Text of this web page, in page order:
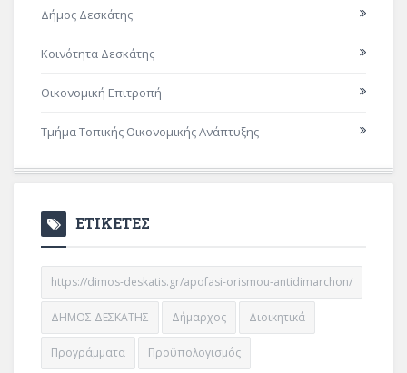
Δήμος Δεσκάτης
Κοινότητα Δεσκάτης
Οικονομική Επιτροπή
Τμήμα Τοπικής Οικονομικής Ανάπτυξης
ΕΤΙΚΕΤΕΣ
https://dimos-deskatis.gr/apofasi-orismou-antidimarchon/
ΔΗΜΟΣ ΔΕΣΚΑΤΗΣ Δήμαρχος Διοικητικά
Προγράμματα Προϋπολογισμός